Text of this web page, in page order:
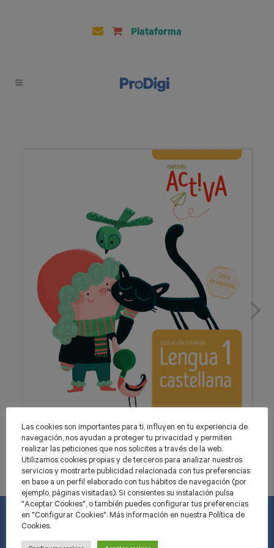
Plataforma
Las cookies son importantes para ti, influyen en tu experiencia de
navegación, nos ayudan a proteger tu privacidad y permiten
realizar las peticiones que nos solicites a través de la web.
Utilizamos cookies propias y de terceros para analizar nuestros
servicios y mostrarte publicidad relacionada con tus preferencias
en base a un perfil elaborado con tus hábitos de navegación (por
ejemplo, páginas visitadas). Si consientes su instalación pulsa
"Aceptar Cookies", o también puedes configurar tus preferencias
en "Configurar Cookies". Más información en nuestra Política de
Cookies.